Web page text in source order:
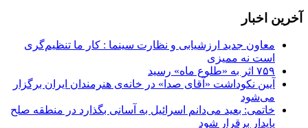
آخرین اخبار
معاون جدید ارزشیابی و نظارت سینما : کار ما تنظیم‌گری
است نه ممیزی
۷۵۹ اثر به «طلوع ماه» رسید
آیین نکوداشت «آقای صدا» در خانه‌ی هنرمندان ایران برگزار
می‌شود
خاتمی: بعید می‌دانم اسرائیل به آسانی بگذارد در منطقه صلح
پایدار برقرار شود